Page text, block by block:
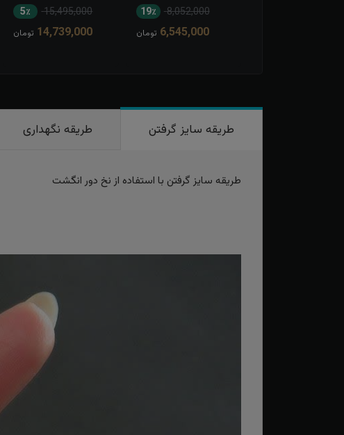
8,052,000 19٪
6,545,000 تومان
امیرالمومنین
15,495,000 5٪
14,739,000 تومان
طریقه سایز گرفتن طریقه نگهداری
طریقه سایز گرفتن با استفاده از نخ دور انگشت